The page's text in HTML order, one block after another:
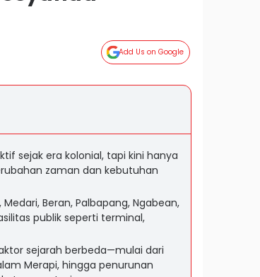
Add Us on Google
sejak era kolonial, tapi kini hanya
zaman dan kebutuhan
Beran, Palbapang, Ngabean,
publik seperti terminal,
sejarah berbeda—mulai dari
Merapi, hingga penurunan